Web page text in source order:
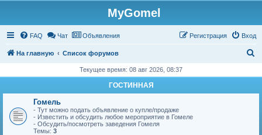
MyGomel
FAQ Чат Объявления Вход
Регистрация
На главную Список форумов
с
Текущее время: 08 авг 2026, 08:37
ГОСТИННАЯ
Гомель
- Тут можно подать объявление о купле/продаже
- Известить и обсудить любое мероприятие в Гомеле
- Обсудить/посмотреть заведения Гомеля
Темы: 3